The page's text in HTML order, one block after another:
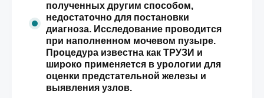
полученных другим способом,
недостаточно для постановки
диагноза. Исследование проводится
при наполненном мочевом пузыре.
Процедура известна как ТРУЗИ и
широко применяется в урологии для
оценки предстательной железы и
выявления узлов.